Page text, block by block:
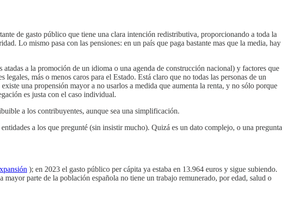
de gasto público que tiene una clara intención redistributiva, proporcionando a toda la
Lo mismo pasa con las pensiones: en un país que paga bastante mas que la media, hay
a la promoción de un idioma o una agenda de construcción nacional) y factores que
más o menos caros para el Estado. Está claro que no todas las personas de un
una propensión mayor a no usarlos a medida que aumenta la renta, y no sólo porque
es justa con el caso individual.
a los contribuyentes, aunque sea una simplificación.
a los que pregunté (sin insistir mucho). Quizá es un dato complejo, o una pregunta
); en 2023 el gasto público per cápita ya estaba en 13.964 euros y sigue subiendo.
parte de la población española no tiene un trabajo remunerado, por edad, salud o